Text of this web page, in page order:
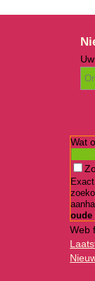
Wat
oude
Web